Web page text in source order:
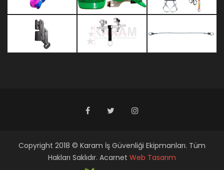
Copyright 2018 © Karam İş Güvenliği Ekipmanları. Tüm
Hakları Saklıdır. Acarnet Web Tasarım